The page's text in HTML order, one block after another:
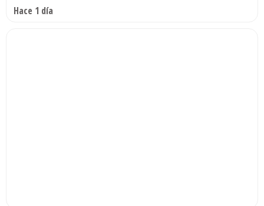
Hace 1 día